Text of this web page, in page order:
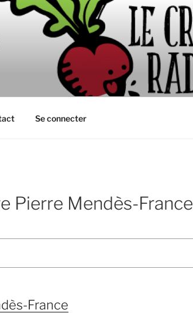
Se connecter
Pierre Mendès-France
France